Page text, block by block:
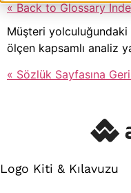
« Back to Glossary
Müşteri yolculuğundaki
ölçen kapsamlı analiz
« Sözlük Sayfasına
Logo Kiti & Kılavuzu